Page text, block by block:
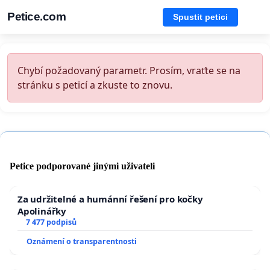
Petice.com Spustit petici
Chybí požadovaný parametr. Prosím, vraťte se na
stránku s peticí a zkuste to znovu.
Petice podporované jinými uživateli
Za udržitelné a humánní řešení pro kočky
Apolinářky
7 477 podpisů
Oznámení o transparentnosti